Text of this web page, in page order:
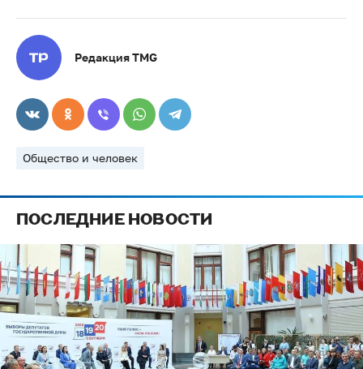
Редакция TMG
Общество и человек
ПОСЛЕДНИЕ НОВОСТИ